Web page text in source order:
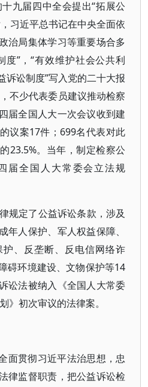
九届四中全会提出“拓展公
习近平总书记在中央全面依
治局集体学习等重要场合多
度”，“有效维护社会公共利
诉讼制度”写入党的二十大报
不少代表委员建议推动检察
届全国人大一次会议收到建
议案17件；699名代表对此
23.5%。当年，制定检察公
届全国人大常委会立法规
规定了公益诉讼条款，涉及
年人保护、军人权益保障、
、反垄断、反电信网络诈
碍环境建设、文物保护等14
讼法被纳入《全国人大常委
》初次审议的法律案。
面贯彻习近平法治思想，忠
律监督职责，把公益诉讼检